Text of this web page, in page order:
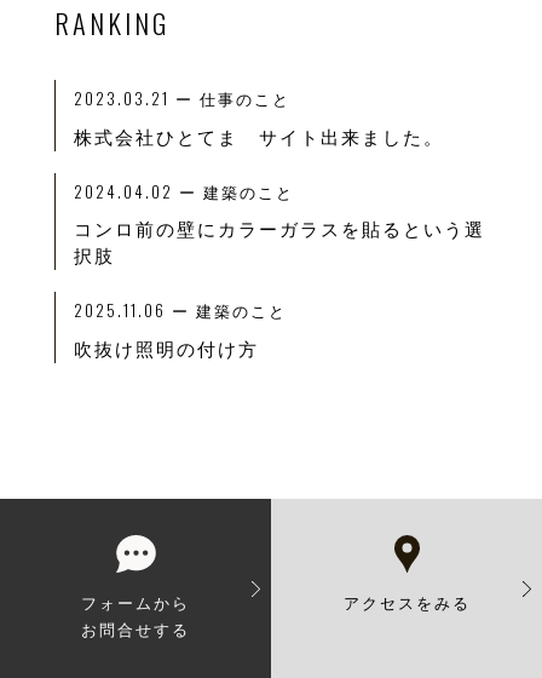
RANKING
2023.03.21 ー 仕事のこと
株式会社ひとてま サイト出来ました。
2024.04.02 ー 建築のこと
コンロ前の壁にカラーガラスを貼るという選
択肢
2025.11.06 ー 建築のこと
吹抜け照明の付け方
フォームから
お問合せする
アクセスをみる